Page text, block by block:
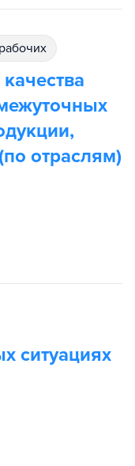
отраслям)
ситуациях